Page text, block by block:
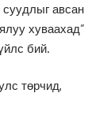
суудлыг авсан
хуваахад”
бий.
төрчид,